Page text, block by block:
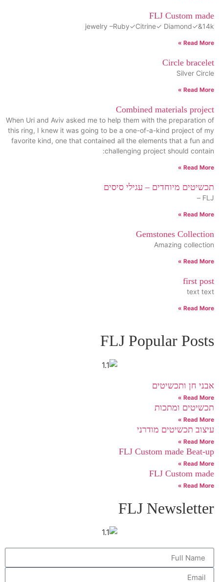
FLJ Popular Posts
אבני חן ותכשיטים
Read More »
תכשיטים ומתכות
Read More »
עיצוב תכשיטים מודרני
Read More »
FLJ Custom made Beat-up
Read More »
FLJ Custom made
Read More »
FLJ Newsletter
FLJ Custom made
jewelry –Ruby✓Citrine✓ Diamond✓&14k
Read More »
Circle bracelet
Silver Circle
Read More »
Combined materials project
When Uri and Aviv asked me to help them with the preparation of
this ring, I knew it was going to be a one-of-a-kind project of my
favorite kind, one that contained all the elements that a fun and
challenging project should contain:
Read More »
תכשיטים מיוחדים – עגילי סיסים
FLJ –
Read More »
Gemstones Collection
Amazing collection
Read More »
first post
text text
Read More »